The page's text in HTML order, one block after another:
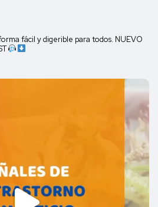
fácil y digerible para todos. NUEVO